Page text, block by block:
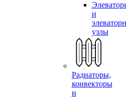
и
узлы
Радиаторы,
конвекторы
и